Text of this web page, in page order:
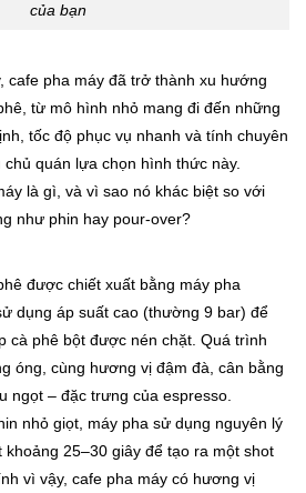
của bạn
cafe pha máy đã trở thành xu hướng
từ mô hình nhỏ mang đi đến những
tốc độ phục vụ nhanh và tính chuyên
quán lựa chọn hình thức này.
là gì, và vì sao nó khác biệt so với
như phin hay pour-over?
được chiết xuất bằng máy pha
dụng áp suất cao (thường 9 bar) để
cà phê bột được nén chặt. Quá trình
óng, cùng hương vị đậm đà, cân bằng
ngọt – đặc trưng của espresso.
nhỏ giọt, máy pha sử dụng nguyên lý
khoảng 25–30 giây để tạo ra một shot
vì vậy, cafe pha máy có hương vị